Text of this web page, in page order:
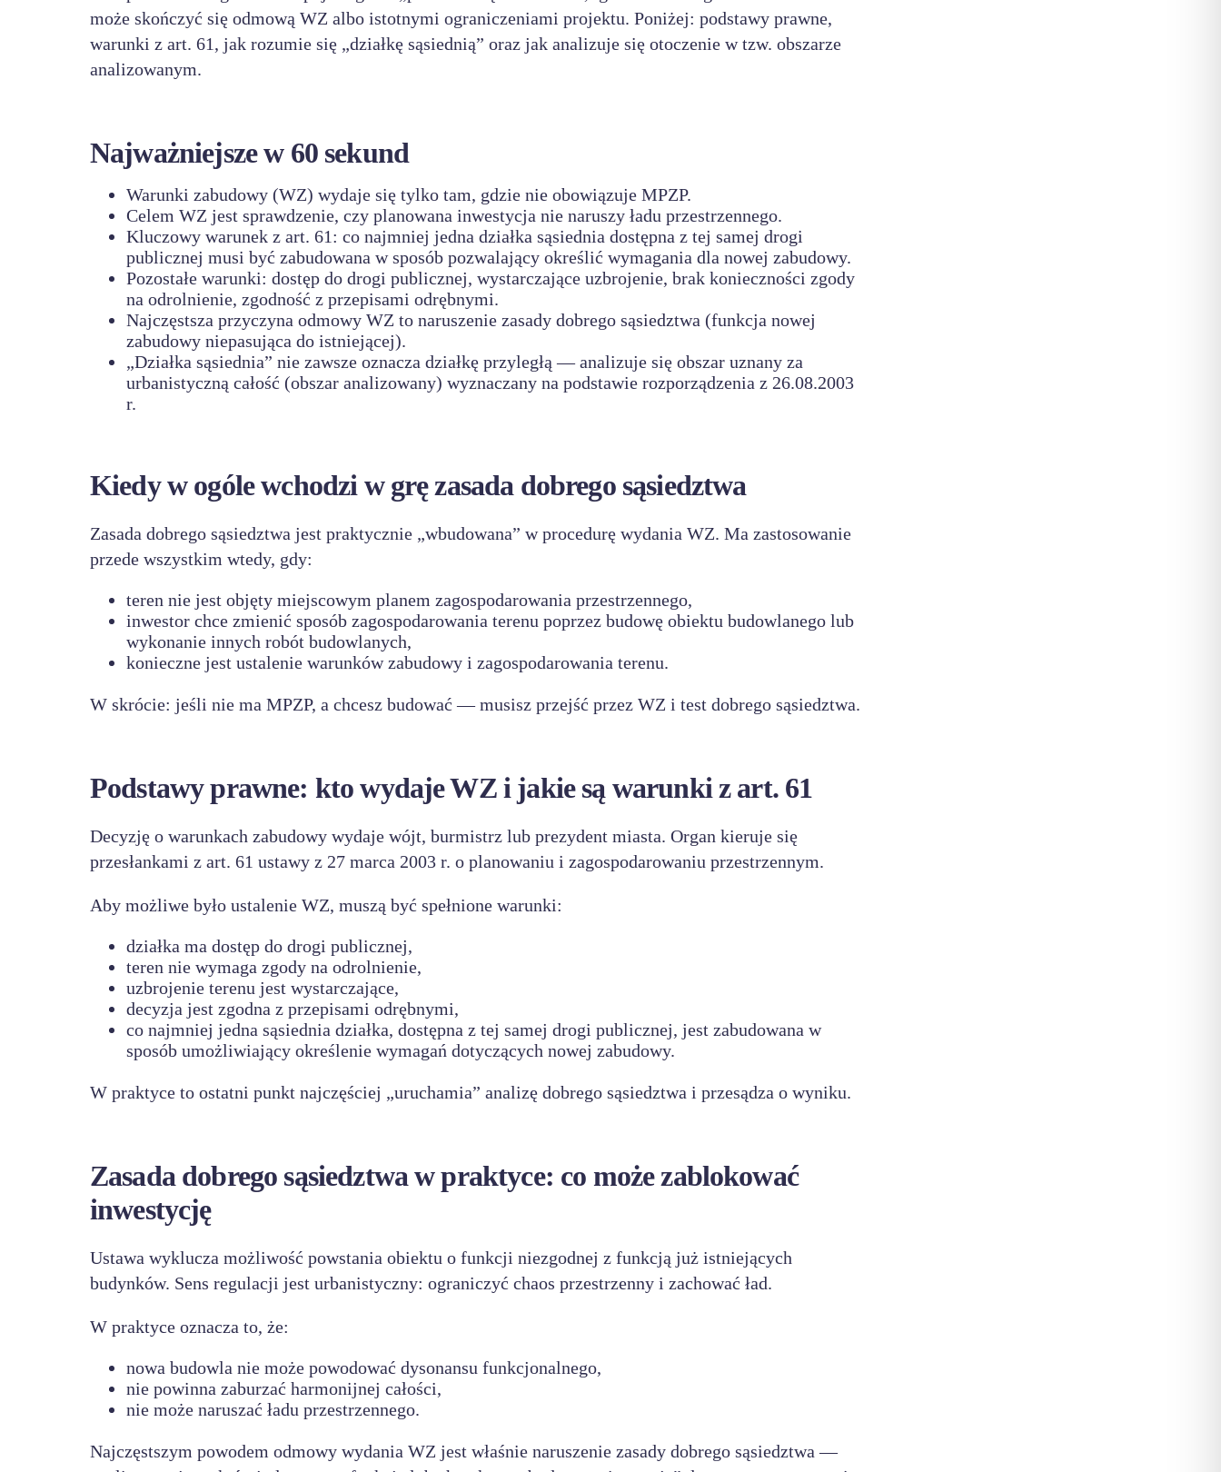
może skończyć się odmową WZ albo istotnymi ograniczeniami projektu. Poniżej: podstawy prawne,
warunki z art. 61, jak rozumie się „działkę sąsiednią” oraz jak analizuje się otoczenie w tzw. obszarze
analizowanym.
Najważniejsze w 60 sekund
Warunki zabudowy (WZ) wydaje się tylko tam, gdzie nie obowiązuje MPZP.
Celem WZ jest sprawdzenie, czy planowana inwestycja nie naruszy ładu przestrzennego.
Kluczowy warunek z art. 61: co najmniej jedna działka sąsiednia dostępna z tej samej drogi
publicznej musi być zabudowana w sposób pozwalający określić wymagania dla nowej zabudowy.
Pozostałe warunki: dostęp do drogi publicznej, wystarczające uzbrojenie, brak konieczności zgody
na odrolnienie, zgodność z przepisami odrębnymi.
Najczęstsza przyczyna odmowy WZ to naruszenie zasady dobrego sąsiedztwa (funkcja nowej
zabudowy niepasująca do istniejącej).
„Działka sąsiednia” nie zawsze oznacza działkę przyległą — analizuje się obszar uznany za
urbanistyczną całość (obszar analizowany) wyznaczany na podstawie rozporządzenia z 26.08.2003
r.
Kiedy w ogóle wchodzi w grę zasada dobrego sąsiedztwa
Zasada dobrego sąsiedztwa jest praktycznie „wbudowana” w procedurę wydania WZ. Ma zastosowanie
przede wszystkim wtedy, gdy:
teren nie jest objęty miejscowym planem zagospodarowania przestrzennego,
inwestor chce zmienić sposób zagospodarowania terenu poprzez budowę obiektu budowlanego lub
wykonanie innych robót budowlanych,
konieczne jest ustalenie warunków zabudowy i zagospodarowania terenu.
W skrócie: jeśli nie ma MPZP, a chcesz budować — musisz przejść przez WZ i test dobrego sąsiedztwa.
Podstawy prawne: kto wydaje WZ i jakie są warunki z art. 61
Decyzję o warunkach zabudowy wydaje wójt, burmistrz lub prezydent miasta. Organ kieruje się
przesłankami z art. 61 ustawy z 27 marca 2003 r. o planowaniu i zagospodarowaniu przestrzennym.
Aby możliwe było ustalenie WZ, muszą być spełnione warunki:
działka ma dostęp do drogi publicznej,
teren nie wymaga zgody na odrolnienie,
uzbrojenie terenu jest wystarczające,
decyzja jest zgodna z przepisami odrębnymi,
co najmniej jedna sąsiednia działka, dostępna z tej samej drogi publicznej, jest zabudowana w
sposób umożliwiający określenie wymagań dotyczących nowej zabudowy.
W praktyce to ostatni punkt najczęściej „uruchamia” analizę dobrego sąsiedztwa i przesądza o wyniku.
Zasada dobrego sąsiedztwa w praktyce: co może zablokować
inwestycję
Ustawa wyklucza możliwość powstania obiektu o funkcji niezgodnej z funkcją już istniejących
budynków. Sens regulacji jest urbanistyczny: ograniczyć chaos przestrzenny i zachować ład.
W praktyce oznacza to, że:
nowa budowla nie może powodować dysonansu funkcjonalnego,
nie powinna zaburzać harmonijnej całości,
nie może naruszać ładu przestrzennego.
Najczęstszym powodem odmowy wydania WZ jest właśnie naruszenie zasady dobrego sąsiedztwa —